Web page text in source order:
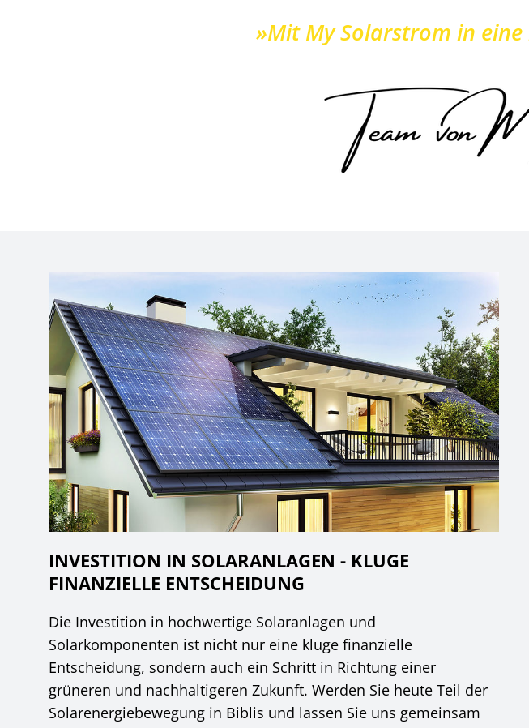
»Mit My Solarstrom in
INVESTITION IN SOLARANLAGEN - KLUGE
FINANZIELLE ENTSCHEIDUNG
Die Investition in hochwertige Solaranlagen und
Solarkomponenten ist nicht nur eine kluge finanzielle
Entscheidung, sondern auch ein Schritt in Richtung einer
grüneren und nachhaltigeren Zukunft. Werden Sie heute Teil der
Solarenergiebewegung in Biblis und lassen Sie uns gemeinsam